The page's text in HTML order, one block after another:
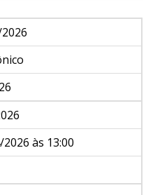
às 13:00